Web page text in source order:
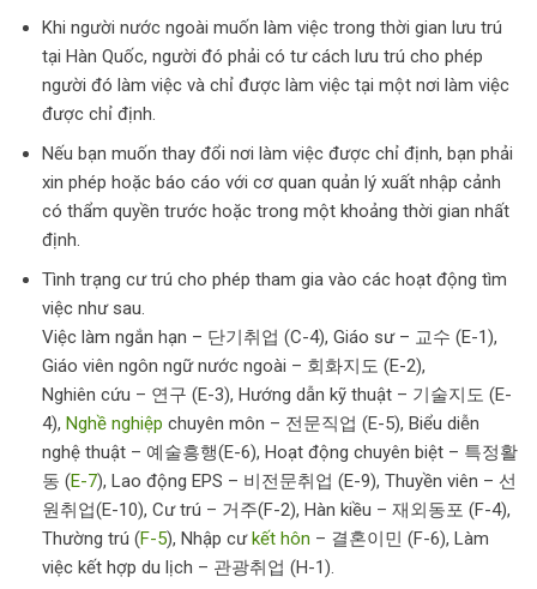
Khi người nước ngoài muốn làm việc trong thời gian lưu trú
tại Hàn Quốc, người đó phải có tư cách lưu trú cho phép
người đó làm việc và chỉ được làm việc tại một nơi làm việc
được chỉ định.
Nếu bạn muốn thay đổi nơi làm việc được chỉ định, bạn phải
xin phép hoặc báo cáo với cơ quan quản lý xuất nhập cảnh
có thẩm quyền trước hoặc trong một khoảng thời gian nhất
định.
Tình trạng cư trú cho phép tham gia vào các hoạt động tìm
việc như sau.
Việc làm ngắn hạn – 단기취업 (C-4), Giáo sư – 교수 (E-1),
Giáo viên ngôn ngữ nước ngoài – 회화지도 (E-2),
Nghiên cứu – 연구 (E-3), Hướng dẫn kỹ thuật – 기술지도 (E-
4), Nghề nghiệp chuyên môn – 전문직업 (E-5), Biểu diễn
nghệ thuật – 예술흥행(E-6), Hoạt động chuyên biệt – 특정활
동 (E-7), Lao động EPS – 비전문취업 (E-9), Thuyền viên – 선
원취업(E-10), Cư trú – 거주(F-2), Hàn kiều – 재외동포 (F-4),
Thường trú (F-5), Nhập cưkết hôn – 결혼이민 (F-6), Làm
việc kết hợp du lịch – 관광취업 (H-1).